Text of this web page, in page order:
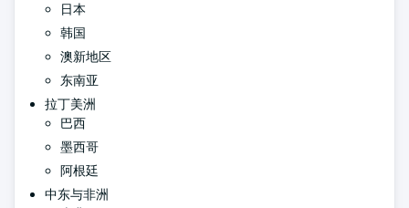
日本
韩国
澳新地区
东南亚
拉丁美洲
巴西
墨西哥
阿根廷
中东与非洲